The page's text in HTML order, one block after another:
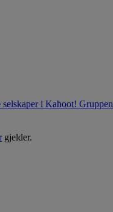
selskaper i Kahoot! Gruppen
gjelder.